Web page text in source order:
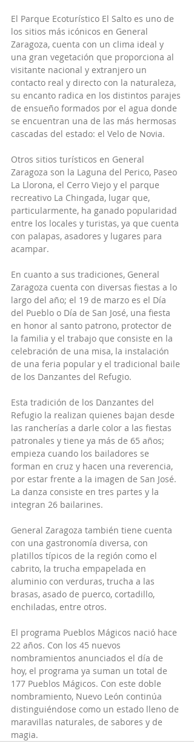
El Parque Ecoturístico El Salto es uno de
los sitios más icónicos en General
Zaragoza, cuenta con un clima ideal y
una gran vegetación que proporciona al
visitante nacional y extranjero un
contacto real y directo con la naturaleza,
su encanto radica en los distintos parajes
de ensueño formados por el agua donde
se encuentran una de las más hermosas
cascadas del estado: el Velo de Novia.
Otros sitios turísticos en General
Zaragoza son la Laguna del Perico, Paseo
La Llorona, el Cerro Viejo y el parque
recreativo La Chingada, lugar que,
particularmente, ha ganado popularidad
entre los locales y turistas, ya que cuenta
con palapas, asadores y lugares para
acampar.
En cuanto a sus tradiciones, General
Zaragoza cuenta con diversas fiestas a lo
largo del año; el 19 de marzo es el Día
del Pueblo o Día de San José, una fiesta
en honor al santo patrono, protector de
la familia y el trabajo que consiste en la
celebración de una misa, la instalación
de una feria popular y el tradicional baile
de los Danzantes del Refugio.
Esta tradición de los Danzantes del
Refugio la realizan quienes bajan desde
las rancherías a darle color a las fiestas
patronales y tiene ya más de 65 años;
empieza cuando los bailadores se
forman en cruz y hacen una reverencia,
por estar frente a la imagen de San José.
La danza consiste en tres partes y la
integran 26 bailarines.
General Zaragoza también tiene cuenta
con una gastronomía diversa, con
platillos típicos de la región como el
cabrito, la trucha empapelada en
aluminio con verduras, trucha a las
brasas, asado de puerco, cortadillo,
enchiladas, entre otros.
El programa Pueblos Mágicos nació hace
22 años. Con los 45 nuevos
nombramientos anunciados el día de
hoy, el programa ya suman un total de
177 Pueblos Mágicos. Con este doble
nombramiento, Nuevo León continúa
distinguiéndose como un estado lleno de
maravillas naturales, de sabores y de
magia.